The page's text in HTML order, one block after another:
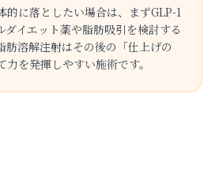
的に落としたい場合は、まずGLP-1
ダイエット薬や脂肪吸引を検討する
肪溶解注射はその後の「仕上げの
を発揮しやすい施術です。